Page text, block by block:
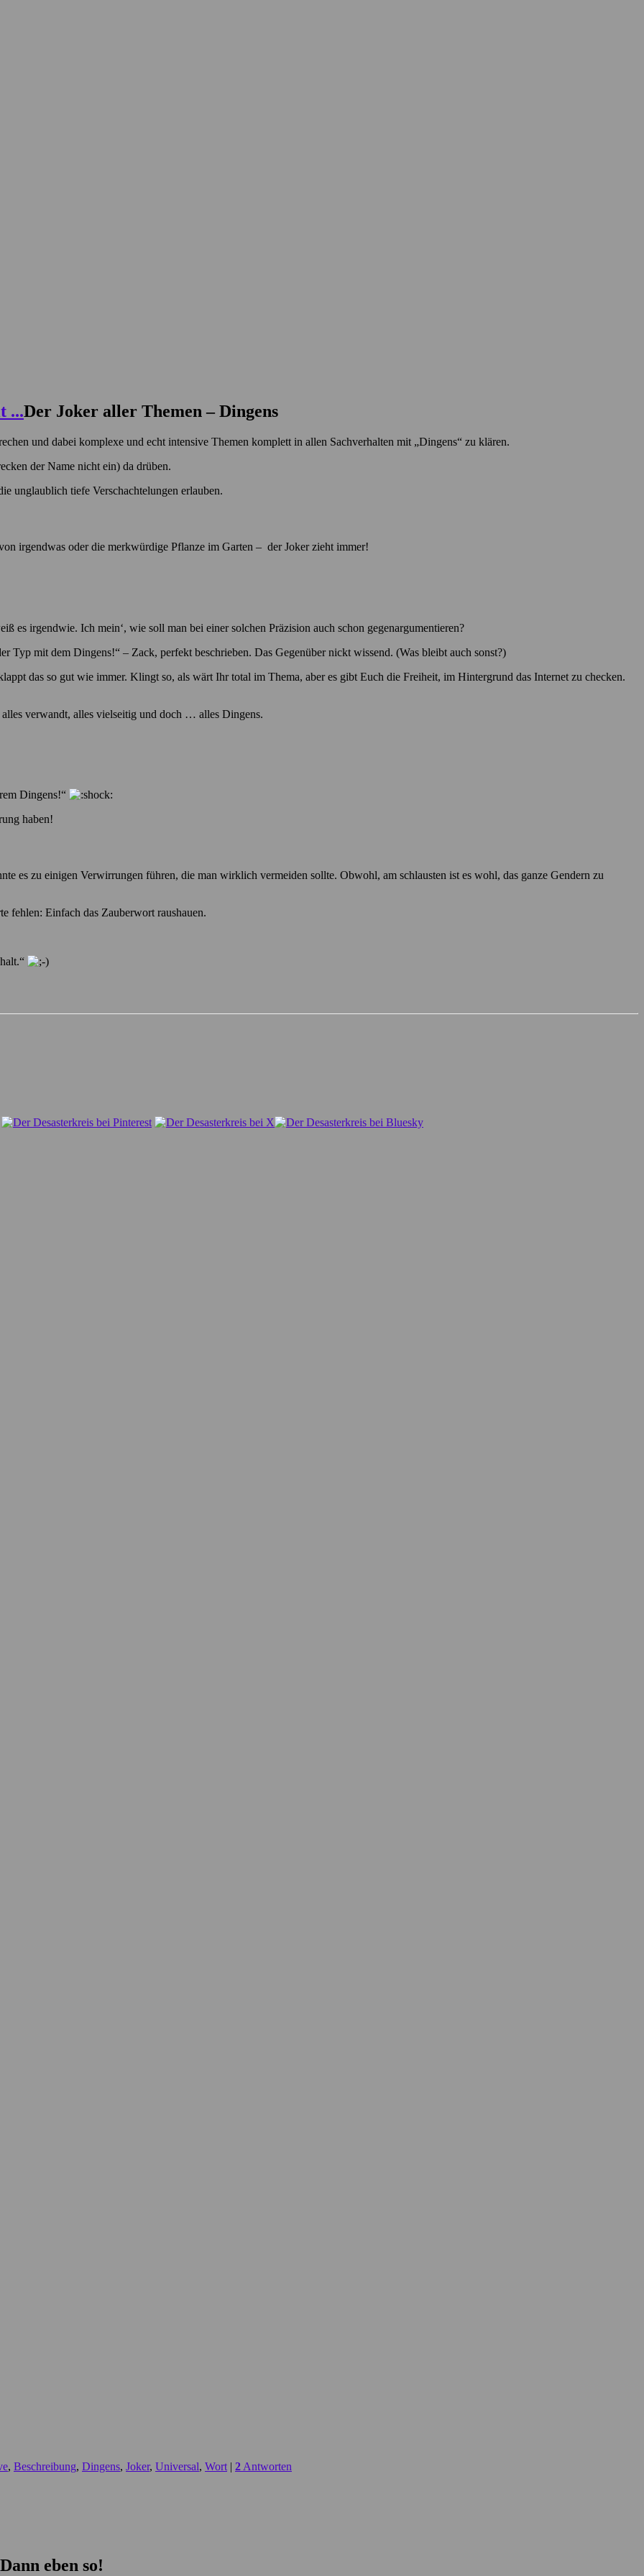
Der Joker aller Themen – Dingens
und dabei komplexe und echt intensive Themen komplett in allen Sachverhalten mit „Dingens“ zu klären.
der Name nicht ein) da drüben.
unglaublich tiefe Verschachtelungen erlauben.
irgendwas oder die merkwürdige Pflanze im Garten – der Joker zieht immer!
es irgendwie. Ich mein‘, wie soll man bei einer solchen Präzision auch schon gegenargumentieren?
mit dem Dingens!“ – Zack, perfekt beschrieben. Das Gegenüber nickt wissend. (Was bleibt auch sonst?)
das so gut wie immer. Klingt so, als wärt Ihr total im Thema, aber es gibt Euch die Freiheit, im Hintergrund das Internet zu checken.
verwandt, alles vielseitig und doch … alles Dingens.
Dingens!“
haben!
es zu einigen Verwirrungen führen, die man wirklich vermeiden sollte. Obwohl, am schlausten ist es wohl, das ganze Gendern zu
fehlen: Einfach das Zauberwort raushauen.
, Beschreibung, Dingens, Joker, Universal, Wort | 2 Antworten
Dann eben so!